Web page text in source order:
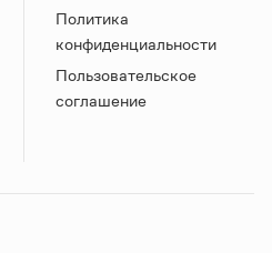
Политика
конфиденциальности
Пользовательское
соглашение